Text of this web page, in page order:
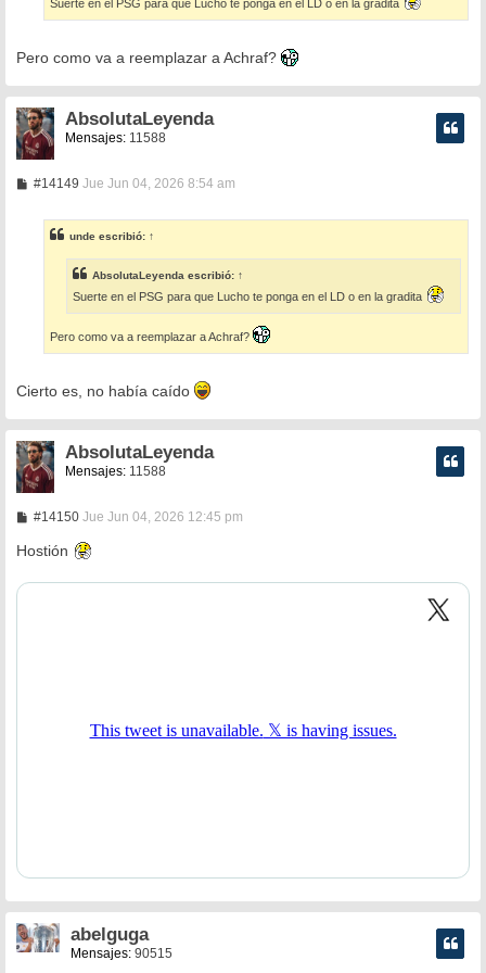
j
e
Suerte en el PSG para que Lucho te ponga en el LD o en la gradita
Pero como va a reemplazar a Achraf?
AbsolutaLeyenda
Mensajes: 11588
#14149M
a
j
e
Jue Jun 04, 2026 8:54 am
unde escribió: ↑
AbsolutaLeyenda escribió: ↑
Suerte en el PSG para que Lucho te ponga en el LD o en la gradita
Pero como va a reemplazar a Achraf?
Cierto es, no había caído
AbsolutaLeyenda
Mensajes: 11588
#14150M
n
s
Jue Jun 04, 2026 12:45 pm
Hostión
abelguga
Mensajes: 90515